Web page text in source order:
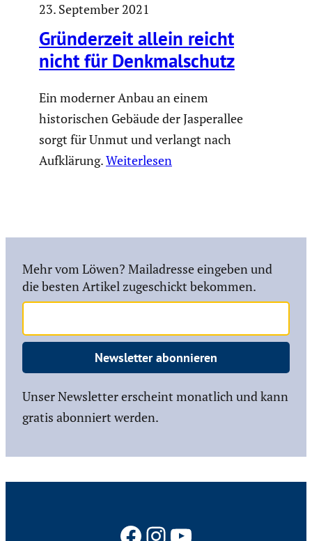
23. September 2021
Gründer­zeit allein reicht
nicht für Denkmal­schutz
Ein moderner Anbau an einem
historischen Gebäude der Jasperallee
sorgt für Unmut und verlangt nach
Aufklärung.Weiterlesen
Mehr vom Löwen? Mailadresse eingeben und
die besten Artikel zugeschickt bekommen.
Newsletter abonnieren
Unser Newsletter erscheint monatlich und kann
gratis abonniert werden.